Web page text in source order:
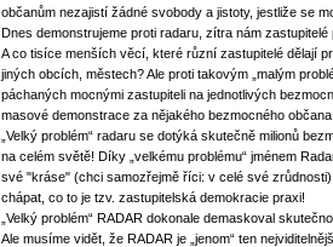
občanům nezajistí žádné svobody a jistoty, jestliže se
Dnes demonstrujeme proti radaru, zítra nám
A co tisíce menších věcí, které různí zastupitelé dělají
jiných obcích, městech? Ale proti takovým „malým
páchaných mocnými zastupiteli na jednotlivých
masové demonstrace za nějakého bezmocného
„Velký problém“ radaru se dotýká skutečně milionů
na celém světě! Díky „velkému problému“ jménem
své "kráse" (chci samozřejmě říci: v celé své
chápat, co to je tzv. zastupitelská demokracie praxi!
„Velký problém“ RADAR dokonale demaskoval
Ale musíme vidět, že RADAR je „jenom“ ten